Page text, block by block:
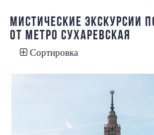
МИСТИЧЕСКИЕ ЭКСКУРСИИ
ОТ МЕТРО СУХАРЕВСКАЯ
Сортировка